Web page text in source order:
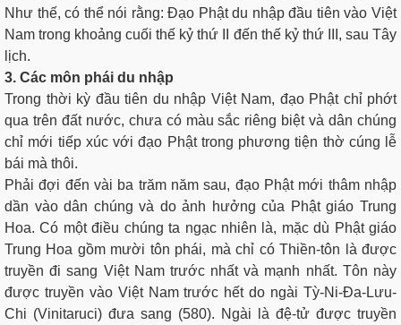
Như thế, có thể nói rằng: Đạo Phật du nhập đầu tiên vào Việt
Nam trong khoảng cuối thế kỷ thứ II đến thế kỷ thứ III, sau Tây
lịch.
3. Các môn phái du nhập
Trong thời kỳ đầu tiên du nhập Việt Nam, đạo Phật chỉ phớt
qua trên đất nước, chưa có màu sắc riêng biệt và dân chúng
chỉ mới tiếp xúc với đạo Phật trong phương tiện thờ cúng lễ
bái mà thôi.
Phải đợi đến vài ba trăm năm sau, đạo Phật mới thâm nhập
dần vào dân chúng và do ảnh hưởng của Phật giáo Trung
Hoa. Có một điều chúng ta ngạc nhiên là, mặc dù Phật giáo
Trung Hoa gồm mười tôn phái, mà chỉ có Thiền-tôn là được
truyền đi sang Việt Nam trước nhất và mạnh nhất. Tôn này
được truyền vào Việt Nam trước hết do ngài Tỳ-Ni-Ða-Lưu-
Chi (Vinitaruci) đưa sang (580). Ngài là đệ-tử được truyền